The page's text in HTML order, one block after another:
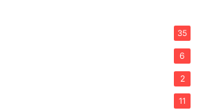
35
6
2
11